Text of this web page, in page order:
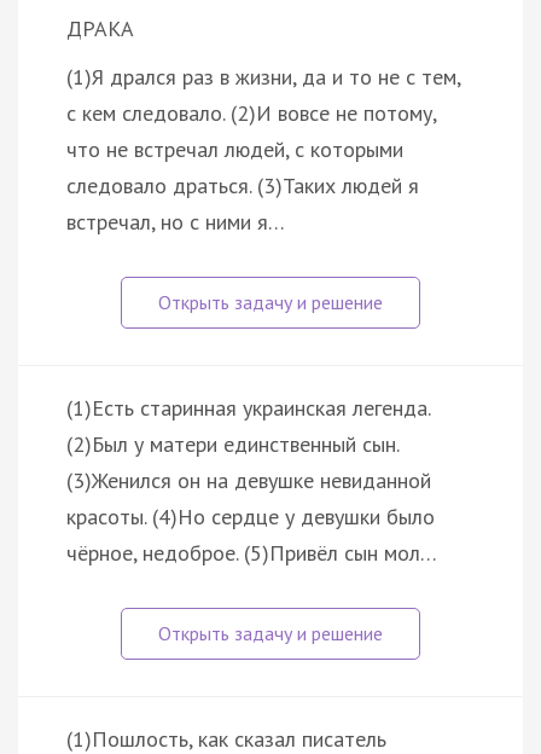
ДРАКА
(1)Я дрался раз в жизни, да и то не с тем,
с кем следовало. (2)И вовсе не потому,
что не встречал людей, с которыми
следовало драться. (3)Таких людей я
встречал, но с ними я…
(1)Есть старинная украинская легенда.
(2)Был у матери единственный сын.
(3)Женился он на девушке невиданной
красоты. (4)Но сердце у девушки было
чёрное, недоброе. (5)Привёл сын мол…
(1)Пошлость, как сказал писатель